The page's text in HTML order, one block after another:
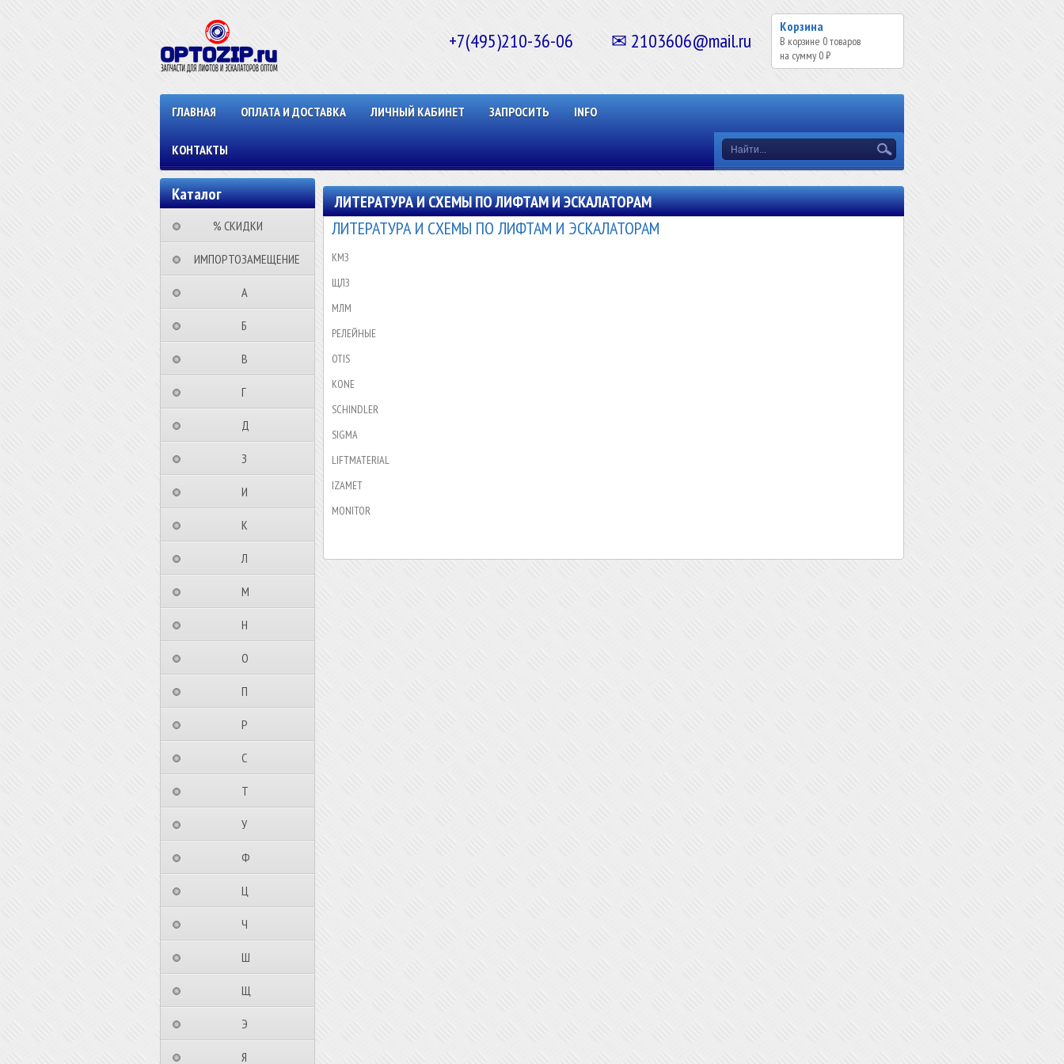
Корзина
В корзине 0товаров
на сумму 0 ₽
+7(495)210-36-06 ✉ 2103606@mail.ru
ГЛАВНАЯ ОПЛАТА И ДОСТАВКА ЛИЧНЫЙ КАБИНЕТ ЗАПРОСИТЬ INFO
КОНТАКТЫ
Каталог
⠀⠀⠀% СКИДКИ⠀⠀⠀⠀
⠀ИМПОРТОЗАМЕЩЕНИЕ
⠀⠀⠀⠀⠀⠀А⠀⠀⠀⠀⠀⠀⠀
⠀⠀⠀⠀⠀⠀Б⠀⠀⠀⠀⠀⠀⠀
⠀⠀⠀⠀⠀⠀В⠀⠀⠀⠀⠀⠀⠀
⠀⠀⠀⠀⠀⠀Г⠀⠀⠀⠀⠀⠀⠀
⠀⠀⠀⠀⠀⠀Д⠀⠀⠀⠀⠀⠀⠀
⠀⠀⠀⠀⠀⠀З⠀⠀⠀⠀⠀⠀⠀
⠀⠀⠀⠀⠀⠀И⠀⠀⠀⠀⠀⠀⠀
⠀⠀⠀⠀⠀⠀К⠀⠀⠀⠀⠀⠀⠀
⠀⠀⠀⠀⠀⠀Л⠀⠀⠀⠀⠀⠀⠀
⠀⠀⠀⠀⠀⠀М⠀⠀⠀⠀⠀⠀⠀
⠀⠀⠀⠀⠀⠀Н⠀⠀⠀⠀⠀⠀⠀
⠀⠀⠀⠀⠀⠀О⠀⠀⠀⠀⠀⠀⠀
⠀⠀⠀⠀⠀⠀П⠀⠀⠀⠀⠀⠀⠀
⠀⠀⠀⠀⠀⠀Р⠀⠀⠀⠀⠀⠀⠀
⠀⠀⠀⠀⠀⠀С⠀⠀⠀⠀⠀⠀⠀
⠀⠀⠀⠀⠀⠀Т⠀⠀⠀⠀⠀⠀⠀
⠀⠀⠀⠀⠀⠀У⠀⠀⠀⠀⠀⠀⠀
⠀⠀⠀⠀⠀⠀Ф⠀⠀⠀⠀⠀⠀⠀
⠀⠀⠀⠀⠀⠀Ц⠀⠀⠀⠀⠀⠀⠀
⠀⠀⠀⠀⠀⠀Ч⠀⠀⠀⠀⠀⠀⠀
⠀⠀⠀⠀⠀⠀Ш⠀⠀⠀⠀⠀⠀⠀
⠀⠀⠀⠀⠀⠀Щ⠀⠀⠀⠀⠀⠀⠀
⠀⠀⠀⠀⠀⠀Э⠀⠀⠀⠀⠀⠀⠀
⠀⠀⠀⠀⠀⠀Я⠀⠀⠀⠀⠀⠀⠀
ЛИТЕРАТУРА И СХЕМЫ ПО ЛИФТАМ И ЭСКАЛАТОРАМ
ЛИТЕРАТУРА И СХЕМЫ ПО ЛИФТАМ И ЭСКАЛАТОРАМ
КМЗ
ЩЛЗ
МЛМ
РЕЛЕЙНЫЕ
OTIS
KONE
SCHINDLER
SIGMA
LIFTMATERIAL
IZAMET
MONITOR